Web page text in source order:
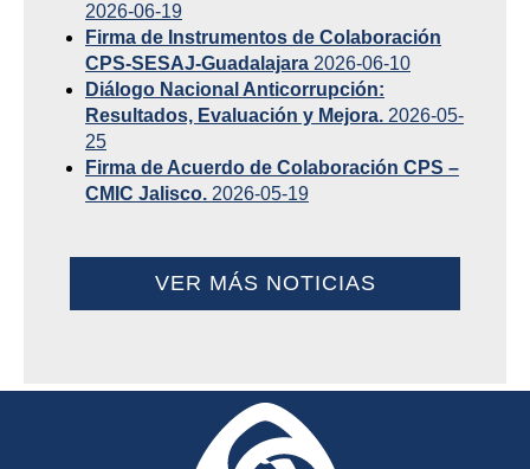
2026-06-19
Firma de Instrumentos de Colaboración
CPS-SESAJ-Guadalajara 2026-06-10
Diálogo Nacional Anticorrupción:
Resultados, Evaluación y Mejora. 2026-05-
25
Firma de Acuerdo de Colaboración CPS –
CMIC Jalisco. 2026-05-19
VER MÁS NOTICIAS